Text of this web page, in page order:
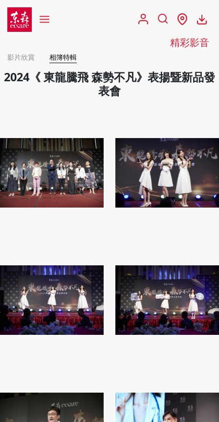
精彩影音
影片欣賞 相簿特輯
2024《 東龍騰飛 森勢不凡》表揚暨新品發
表會